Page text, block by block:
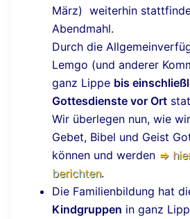
März) weiterhin
Abendmahl.
Durch die
Lemgo (und anderer
ganz Lippe bis
Gottesdienste vor Ort
Wir überlegen nun, wie
Gebet, Bibel und Geist
können und werden ⇒
berichten.
Die Familienbildung hat
Kindgruppen in ganz